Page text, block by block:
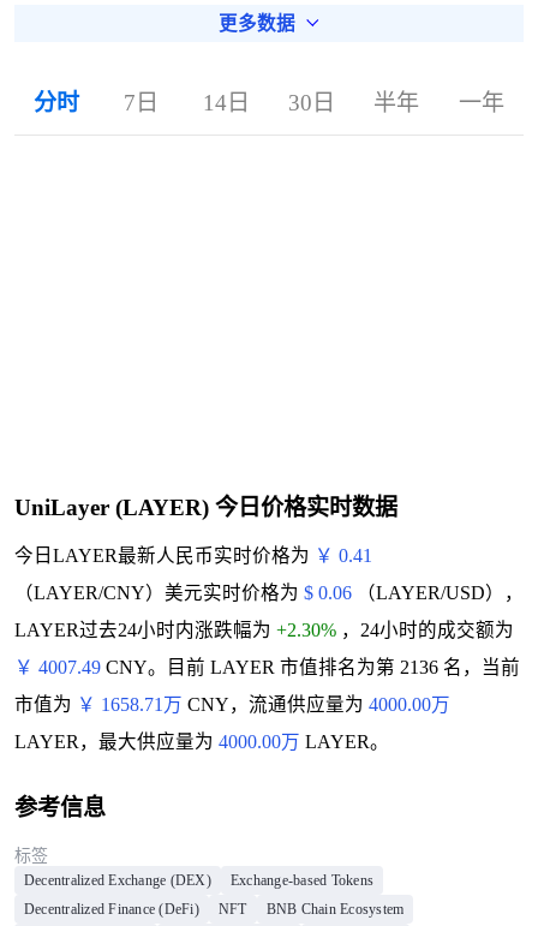
更多数据
分时 7日 14日 30日 半年 一年
UniLayer (LAYER) 今日价格实时数据
今日LAYER最新人民币实时价格为 ￥ 0.41
（LAYER/CNY）美元实时价格为 $ 0.06（LAYER/USD），
LAYER过去24小时内涨跌幅为 +2.30% ，24小时的成交额为
￥ 4007.49CNY。目前 LAYER 市值排名为第 2136 名，当前
市值为 ￥ 1658.71万 CNY，流通供应量为 4000.00万
LAYER，最大供应量为 4000.00万 LAYER。
参考信息
标签
Decentralized Exchange (DEX)
Exchange-based Tokens
Decentralized Finance (DeFi)
NFT
BNB Chain Ecosystem